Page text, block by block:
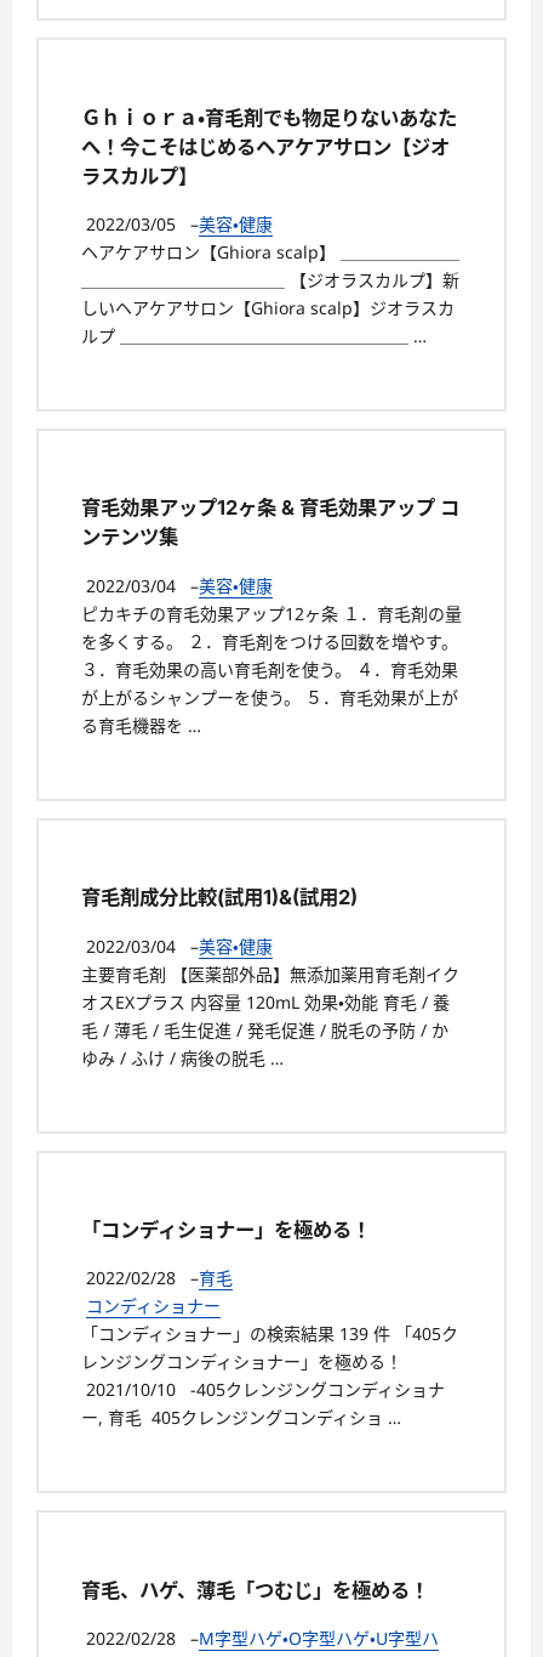
Ｇｈｉｏｒａ・育毛剤でも物足りないあなた
へ！今こそはじめるヘアケアサロン【ジオ
ラスカルプ】
2022/03/05 –美容・健康
ヘアケアサロン【Ghiora scalp】 ＿＿＿＿＿＿＿
＿＿＿＿＿＿＿＿＿＿＿＿ 【ジオラスカルプ】新
しいヘアケアサロン【Ghiora scalp】ジオラスカ
ルプ ＿＿＿＿＿＿＿＿＿＿＿＿＿＿＿＿＿ …
育毛効果アップ12ヶ条 & 育毛効果アップ コ
ンテンツ集
2022/03/04 –美容・健康
ピカキチの育毛効果アップ12ヶ条 １．育毛剤の量
を多くする。 ２．育毛剤をつける回数を増やす。
３．育毛効果の高い育毛剤を使う。 ４．育毛効果
が上がるシャンプーを使う。 ５．育毛効果が上が
る育毛機器を …
育毛剤成分比較(試用1)&(試用2)
2022/03/04 –美容・健康
主要育毛剤 【医薬部外品】無添加薬用育毛剤イク
オスEXプラス 内容量 120mL 効果・効能 育毛 / 養
毛 / 薄毛 / 毛生促進 / 発毛促進 / 脱毛の予防 / か
ゆみ / ふけ / 病後の脱毛 …
「コンディショナー」を極める！
2022/02/28 –育毛
コンディショナー
「コンディショナー」の検索結果 139 件 「405ク
レンジングコンディショナー」を極める！
2021/10/10 -405クレンジングコンディショナ
ー, 育毛 405クレンジングコンディショ …
育毛、ハゲ、薄毛「つむじ」を極める！
2022/02/28 –M字型ハゲ・O字型ハゲ・U字型ハ